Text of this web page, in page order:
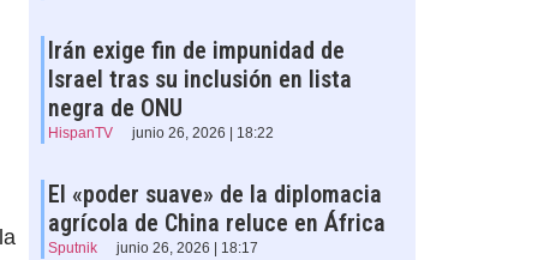
Irán exige fin de impunidad de
Israel tras su inclusión en lista
negra de ONU
HispanTV junio 26, 2026 | 18:22
El «poder suave» de la diplomacia
agrícola de China reluce en África
Sputnik junio 26, 2026 | 18:17